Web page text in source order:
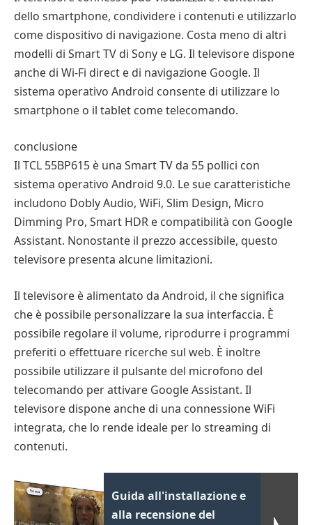
dello smartphone, condividere i contenuti e utilizzarlo
come dispositivo di navigazione. Costa meno di altri
modelli di Smart TV di Sony e LG. Il televisore dispone
anche di Wi-Fi direct e di navigazione Google. Il
sistema operativo Android consente di utilizzare lo
smartphone o il tablet come telecomando.
conclusione
Il TCL 55BP615 è una Smart TV da 55 pollici con
sistema operativo Android 9.0. Le sue caratteristiche
includono Dobly Audio, WiFi, Slim Design, Micro
Dimming Pro, Smart HDR e compatibilità con Google
Assistant. Nonostante il prezzo accessibile, questo
televisore presenta alcune limitazioni.
Il televisore è alimentato da Android, il che significa
che è possibile personalizzare la sua interfaccia. È
possibile regolare il volume, riprodurre i programmi
preferiti o effettuare ricerche sul web. È inoltre
possibile utilizzare il pulsante del microfono del
telecomando per attivare Google Assistant. Il
televisore dispone anche di una connessione WiFi
integrata, che lo rende ideale per lo streaming di
contenuti.
Guida all'installazione e
alla recensione del